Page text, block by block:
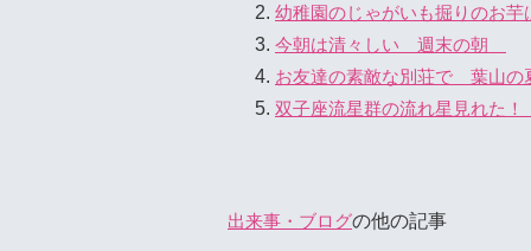
幼稚園のじゃがいも掘りの
今朝は清々しい 週末の朝
お友達の素敵な別荘で 葉山の
双子座流星群の流れ星見れた
出来事・ブログの他の記事